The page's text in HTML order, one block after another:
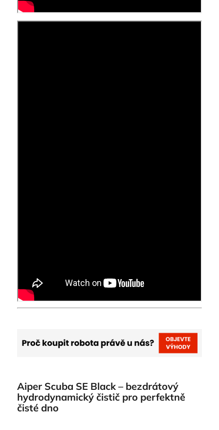
Aiper Scuba SE Black – bezdrátový
hydrodynamický čistič pro perfektně
čisté dno